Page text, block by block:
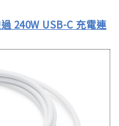
240W USB-C 充電連